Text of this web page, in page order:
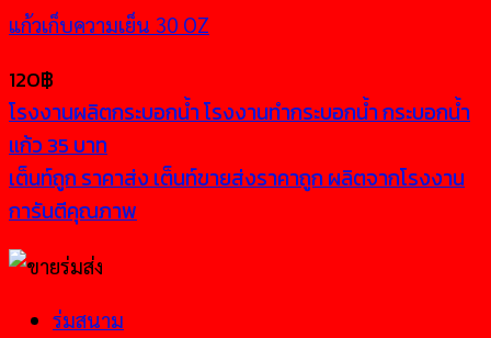
แก้วเก็บความเย็น 30 OZ
120฿
โรงงานผลิตกระบอกน้ำ โรงงานทำกระบอกน้ำ กระบอกน้ำ
แก้ว 35 บาท
เต็นท์ถูก ราคาส่ง เต็นท์ขายส่งราคาถูก ผลิตจากโรงงาน
การันตีคุณภาพ
ร่มสนาม